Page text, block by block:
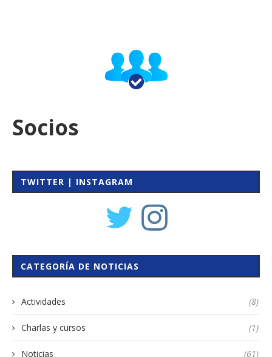
Socios
TWITTER | INSTAGRAM
CATEGORÍA DE NOTICIAS
Actividades (8)
Charlas y cursos (1)
Noticias (61)